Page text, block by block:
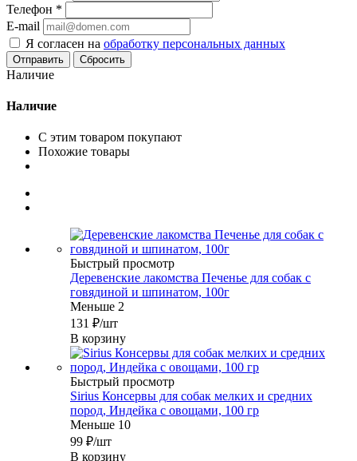
Телефон *
E-mail
Я согласен на обработку персональных данных
Сбросить
Наличие
Наличие
С этим товаром покупают
Похожие товары
Быстрый просмотр
Деревенские лакомства Печенье для собак с
говядиной и шпинатом, 100г
Меньше 2
131 ₽/шт
В корзину
Быстрый просмотр
Sirius Консервы для собак мелких и средних
пород, Индейка с овощами, 100 гр
Меньше 10
99 ₽/шт
В корзину